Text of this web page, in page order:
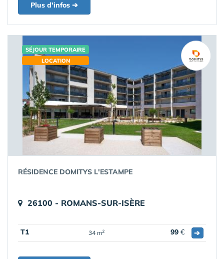
Plus d'infos ➔
SÉJOUR TEMPORAIRE
LOCATION
RÉSIDENCE DOMITYS L'ESTAMPE
26100 - ROMANS-SUR-ISÈRE
T1 34 m2 99 € ➔